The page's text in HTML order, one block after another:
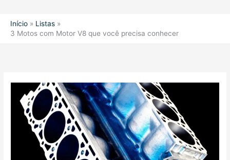
Início
Listas
3 Motos com Motor V8 que você precisa conhecer